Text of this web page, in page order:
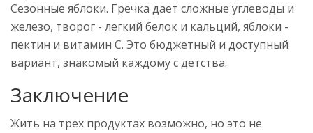
Сезонные яблоки. Гречка дает сложные углеводы и
железо, творог - легкий белок и кальций, яблоки -
пектин и витамин C. Это бюджетный и доступный
вариант, знакомый каждому с детства.
Заключение
Жить на трех продуктах возможно, но это не